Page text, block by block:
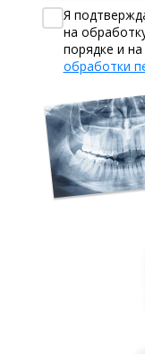
Я
на
порядке и
обработки